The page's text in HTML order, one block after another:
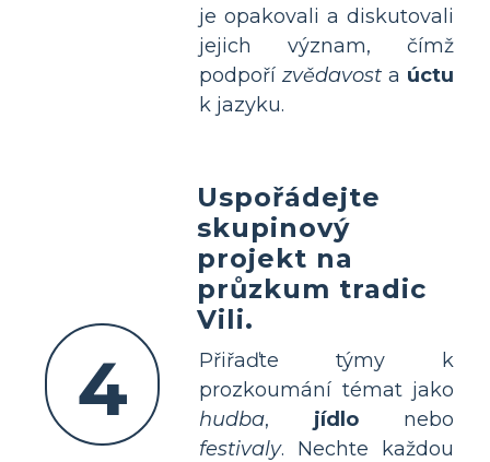
je opakovali a diskutovali
jejich význam, čímž
podpoří zvědavost a úctu
k jazyku.
4
Uspořádejte
skupinový
projekt na
průzkum tradic
Vili.
Přiřaďte týmy k
prozkoumání témat jako
hudba, jídlo nebo
festivaly. Nechte každou